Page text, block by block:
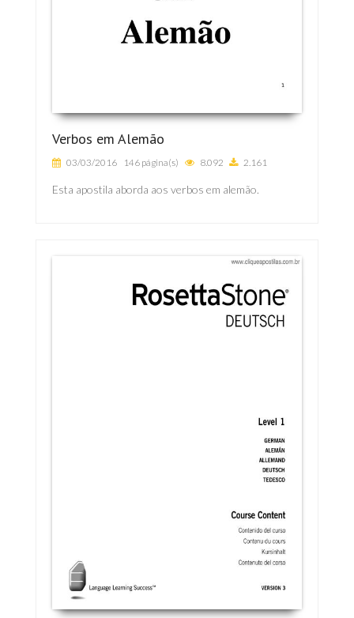
Verbos em Alemão
03/03/2016 146 página(s) 8.092 2.161
Esta apostila aborda aos verbos em alemão.